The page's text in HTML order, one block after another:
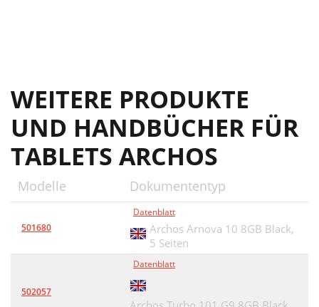
WEITERE PRODUKTE
UND HANDBÜCHER FÜR
TABLETS ARCHOS
Modelle Dokumententyp
501680
Datenblatt
Archos Arnova 10 8GB Black,
5 Seiten
502057
Datenblatt